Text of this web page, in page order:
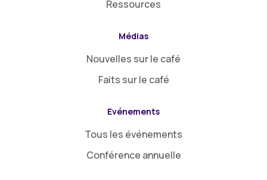
Ressources
Médias
Nouvelles sur le café
Faits sur le café
Evénements
Tous les événements
Conférence annuelle